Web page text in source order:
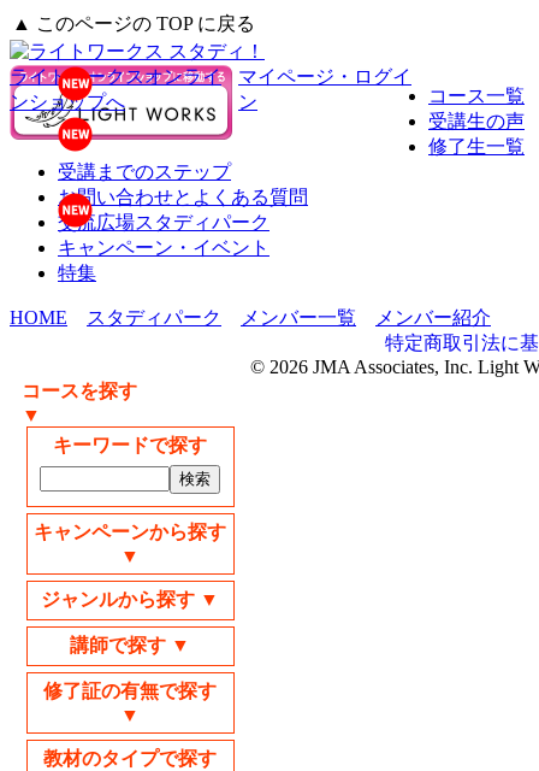
▲ このページの TOP に戻る
ライトワークスオンライ
ンショップへ
マイページ・ログイ
ン
コース一覧
受講生の声
修了生一覧
受講までのステップ
お問い合わせとよくある質問
交流広場スタディパーク
キャンペーン・イベント
特集
HOME スタディパーク メンバー一覧 メンバー紹介
コースを探す
▼
キーワードで探す
キャンペーンから探す
▼
ジャンルから探す ▼
講師で探す ▼
修了証の有無で探す
▼
教材のタイプで探す
特定商取引法に
© 2026 JMA Associates, Inc. Light